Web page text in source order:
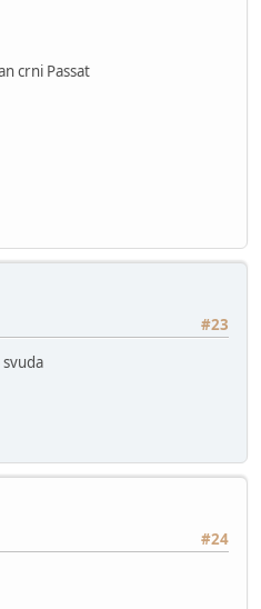
crni Passat
#23
#24